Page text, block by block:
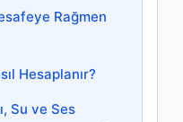
Rağmen
Hesaplanır?
Su ve Ses